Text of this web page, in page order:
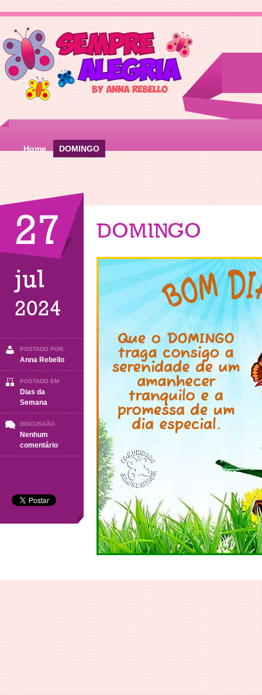
Home DOMINGO
27
jul
2024
POSTADO POR
Anna Rebello
POSTADO EM
Dias da
Semana
DISCUSSÃO
Nenhum
comentárioem
DOMINGO
DOMINGO